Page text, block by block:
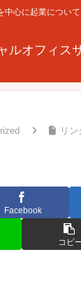
心に起業について
ルオフィス
リ
Facebook
コピ